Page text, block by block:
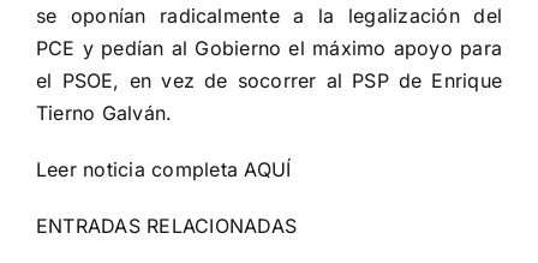
se oponían radicalmente a la legalización del
PCE y pedían al Gobierno el máximo apoyo para
el PSOE, en vez de socorrer al PSP de Enrique
Tierno Galván.
Leer noticia completa AQUÍ
ENTRADAS RELACIONADAS